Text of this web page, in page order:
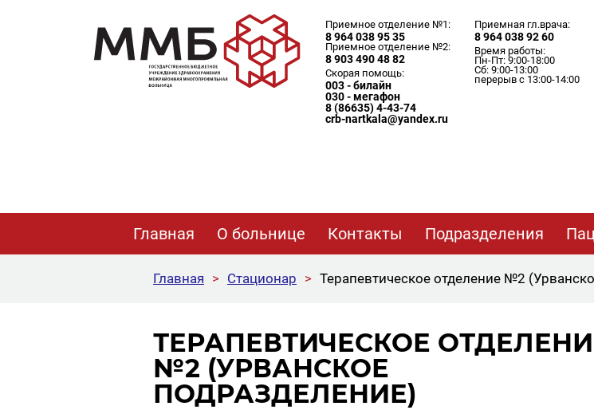
Приемное отделение №1:
8 964 038 95 35
Приемное отделение №2:
8 903 490 48 82
Скорая помощь:
003 - билайн
030 - мегафон
8 (86635) 4-43-74
crb-nartkala@yandex.ru
Приемная гл.врача:
8 964 038 92 60
Время работы:
Пн-Пт: 9:00-18:00
Сб: 9:00-13:00
перерыв с 13:00-14:00
Главная О больнице Контакты Подразделения
Главная > Стационар > Терапевтическое отделение №2
ТЕРАПЕВТИЧЕСКОЕ
№2 (УРВАНСКОЕ
ПОДРАЗДЕЛЕНИЕ)